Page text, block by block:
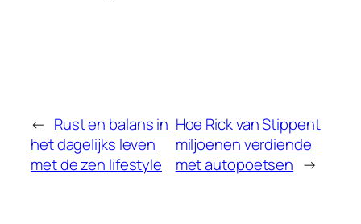
← Rust en balans in
het dagelijks leven
met de zen lifestyle
Hoe Rick van Stippent
miljoenen verdiende
met autopoetsen →